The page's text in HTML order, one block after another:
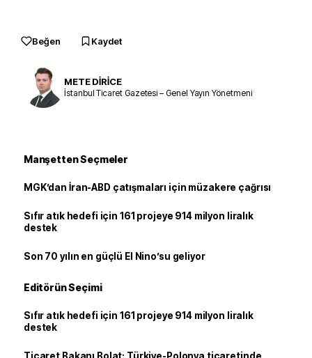
Beğen Kaydet
METE DİRİCE
İstanbul Ticaret Gazetesi – Genel Yayın Yönetmeni
Manşetten Seçmeler
MGK’dan İran-ABD çatışmaları için müzakere çağrısı
Sıfır atık hedefi için 161 projeye 914 milyon liralık
destek
Son 70 yılın en güçlü El Nino’su geliyor
Editörün Seçimi
Sıfır atık hedefi için 161 projeye 914 milyon liralık
destek